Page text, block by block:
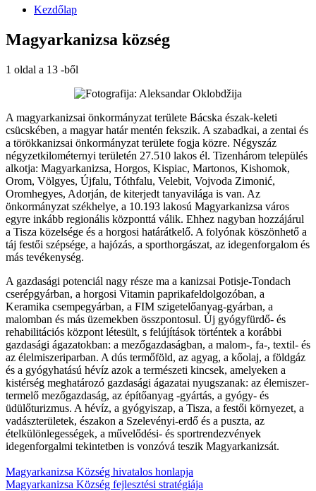
Kezdőlap
Magyarkanizsa község
1 oldal a 13 -ből
A magyarkanizsai önkormányzat területe Bácska észak-keleti
csücskében, a magyar határ mentén fekszik. A szabadkai, a zentai és
a törökkanizsai önkormányzat területe fogja közre. Négyszáz
négyzetkilométernyi területén 27.510 lakos él. Tizenhárom település
alkotja: Magyarkanizsa, Horgos, Kispiac, Martonos, Kishomok,
Orom, Völgyes, Újfalu, Tóthfalu, Velebit, Vojvoda Zimonić,
Oromhegyes, Adorján, de kiterjedt tanyavilága is van. Az
önkormányzat székhelye, a 10.193 lakosú Magyarkanizsa város
egyre inkább regionális központtá válik. Ehhez nagyban hozzájárul
a Tisza közelsége és a horgosi határátkelő. A folyónak köszönhető a
táj festői szépsége, a hajózás, a sporthorgászat, az idegenforgalom és
más tevékenység.
A gazdasági potenciál nagy része ma a kanizsai Potisje-Tondach
cserépgyárban, a horgosi Vitamin paprikafeldolgozóban, a
Keramika csempegyárban, a FIM szigetelőanyag-gyárban, a
malomban és más üzemekben összpontosul. Új gyógyfürdő- és
rehabilitációs központ létesült, s felújítások történtek a korábbi
gazdasági ágazatokban: a mezőgazdaságban, a malom-, fa-, textil- és
az élelmiszeriparban. A dús termőföld, az agyag, a kőolaj, a földgáz
és a gyógyhatású hévíz azok a természeti kincsek, amelyeken a
kistérség meghatározó gazdasági ágazatai nyugszanak: az élemiszer-
termelő mezőgazdaság, az építőanyag -gyártás, a gyógy- és
üdülőturizmus. A hévíz, a gyógyiszap, a Tisza, a festői környezet, a
vadászterületek, északon a Szelevényi-erdő és a puszta, az
ételkülönlegességek, a művelődési- és sportrendezvények
idegenforgalmi tekintetben is vonzóvá teszik Magyarkanizsát.
Magyarkanizsa Község hivatalos honlapja
Magyarkanizsa Község fejlesztési stratégiája